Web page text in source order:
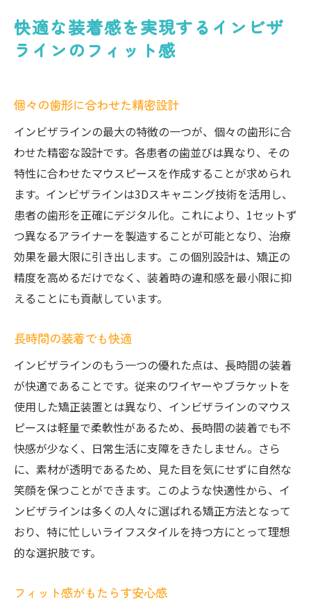
快適な装着感を実現するインビザ
ラインのフィット感
個々の歯形に合わせた精密設計
インビザラインの最大の特徴の一つが、個々の歯形に合
わせた精密な設計です。各患者の歯並びは異なり、その
特性に合わせたマウスピースを作成することが求められ
ます。インビザラインは3Dスキャニング技術を活用し、
患者の歯形を正確にデジタル化。これにより、1セットず
つ異なるアライナーを製造することが可能となり、治療
効果を最大限に引き出します。この個別設計は、矯正の
精度を高めるだけでなく、装着時の違和感を最小限に抑
えることにも貢献しています。
長時間の装着でも快適
インビザラインのもう一つの優れた点は、長時間の装着
が快適であることです。従来のワイヤーやブラケットを
使用した矯正装置とは異なり、インビザラインのマウス
ピースは軽量で柔軟性があるため、長時間の装着でも不
快感が少なく、日常生活に支障をきたしません。さら
に、素材が透明であるため、見た目を気にせずに自然な
笑顔を保つことができます。このような快適性から、イ
ンビザラインは多くの人々に選ばれる矯正方法となって
おり、特に忙しいライフスタイルを持つ方にとって理想
的な選択肢です。
フィット感がもたらす安心感